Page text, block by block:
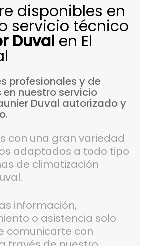
disponibles en
servicio técnico
Duval en El
profesionales y de
en nuestro servicio
Duval autorizadoy
con una gran variedad
adaptados a todo tipo
de climatización
información,
o asistencia solo
comunicarte con